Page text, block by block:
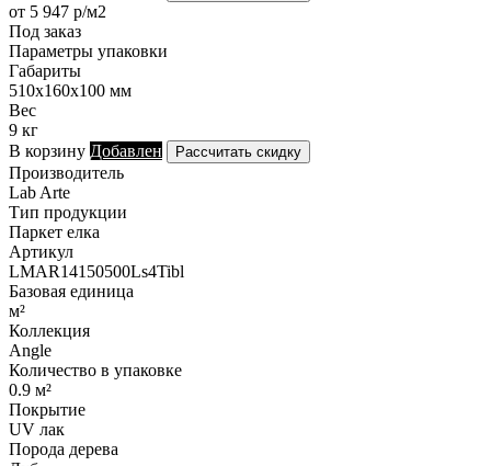
от 5 947 р/м2
Под заказ
Параметры упаковки
Габариты
510х160х100 мм
Вес
9 кг
В корзину Добавлен Рассчитать скидку
Производитель
Lab Arte
Тип продукции
Паркет елка
Артикул
LMAR14150500Ls4Tibl
Базовая единица
м²
Коллекция
Angle
Количество в упаковке
0.9 м²
Покрытие
UV лак
Порода дерева